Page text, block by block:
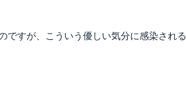
ですが、こういう優しい気分に感染され